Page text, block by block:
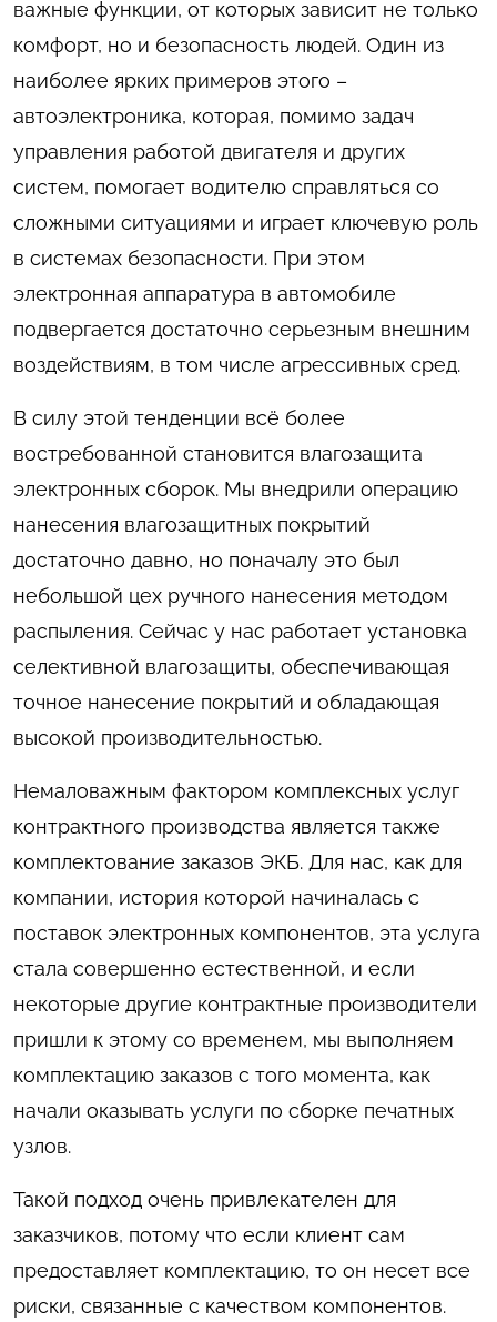
важные функции, от которых зависит не только
комфорт, но и безопасность людей. Один из
наиболее ярких примеров этого –
автоэлектроника, которая, помимо задач
управления работой двигателя и других
систем, помогает водителю справляться со
сложными ситуациями и играет ключевую роль
в системах безопасности. При этом
электронная аппаратура в автомобиле
подвергается достаточно серьезным внешним
воздействиям, в том числе агрессивных сред.
В силу этой тенденции всё более
востребованной становится влагозащита
электронных сборок. Мы внедрили операцию
нанесения влагозащитных покрытий
достаточно давно, но поначалу это был
небольшой цех ручного нанесения методом
распыления. Сейчас у нас работает установка
селективной влагозащиты, обеспечивающая
точное нанесение покрытий и обладающая
высокой производительностью.
Немаловажным фактором комплексных услуг
контрактного производства является также
комплектование заказов ЭКБ. Для нас, как для
компании, история которой начиналась с
поставок электронных компонентов, эта услуга
стала совершенно естественной, и если
некоторые другие контрактные производители
пришли к этому со временем, мы выполняем
комплектацию заказов с того момента, как
начали оказывать услуги по сборке печатных
узлов.
Такой подход очень привлекателен для
заказчиков, потому что если клиент сам
предоставляет комплектацию, то он несет все
риски, связанные с качеством компонентов.